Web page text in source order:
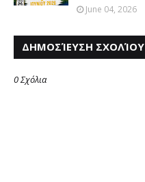
June 04, 2026
ΔΗΜΟΣΊΕΥΣΗ ΣΧΟΛΊΟΥ
0 Σχόλια